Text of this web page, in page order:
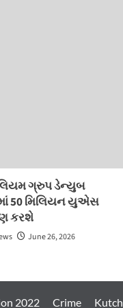
ગ્રુપ ડેન્યુબ
50 મિલિયન યુએસ
કરશે
June 26, 2026
2022 Crime Kutch